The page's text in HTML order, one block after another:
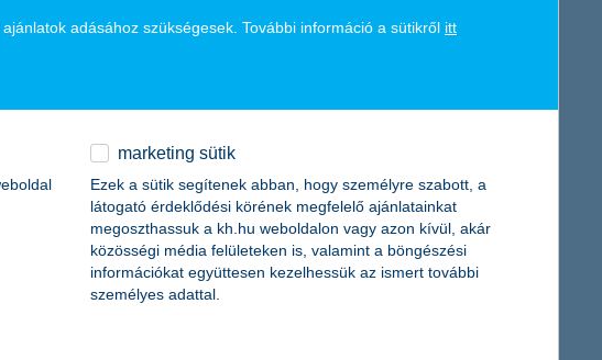
ami szeptember 5-én vált elérhetővé a nagyközönség számára. Az új
KBC Csoportban is egyedülálló.
adásához szükségesek. További információ a sütikről itt
marketing sütik
Ezek a sütik segítenek abban, hogy személyre szabott, a
látogató érdeklődési körének megfelelő ajánlatainkat
megoszthassuk a kh.hu weboldalon vagy azon kívül, akár
közösségi média felületeken is, valamint a böngészési
információkat együttesen kezelhessük az ismert további
személyes adattal.